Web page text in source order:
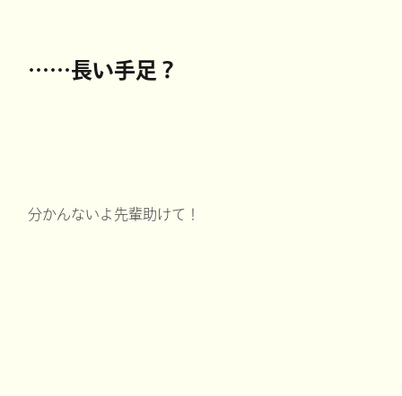
……長い手足？
分かんないよ先輩助けて！